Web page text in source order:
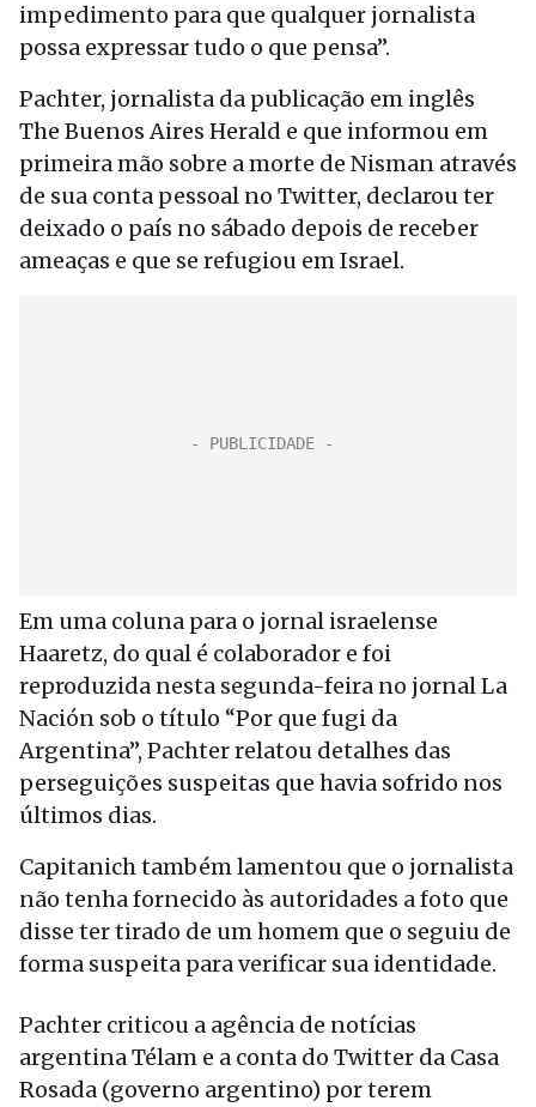
impedimento para que qualquer jornalista
possa expressar tudo o que pensa”.
Pachter, jornalista da publicação em inglês
The Buenos Aires Herald e que informou em
primeira mão sobre a morte de Nisman através
de sua conta pessoal no Twitter, declarou ter
deixado o país no sábado depois de receber
ameaças e que se refugiou em Israel.
Em uma coluna para o jornal israelense
Haaretz, do qual é colaborador e foi
reproduzida nesta segunda-feira no jornal La
Nación sob o título “Por que fugi da
Argentina”, Pachter relatou detalhes das
perseguições suspeitas que havia sofrido nos
últimos dias.
Capitanich também lamentou que o jornalista
não tenha fornecido às autoridades a foto que
disse ter tirado de um homem que o seguiu de
forma suspeita para verificar sua identidade.
Pachter criticou a agência de notícias
argentina Télam e a conta do Twitter da Casa
Rosada (governo argentino) por terem